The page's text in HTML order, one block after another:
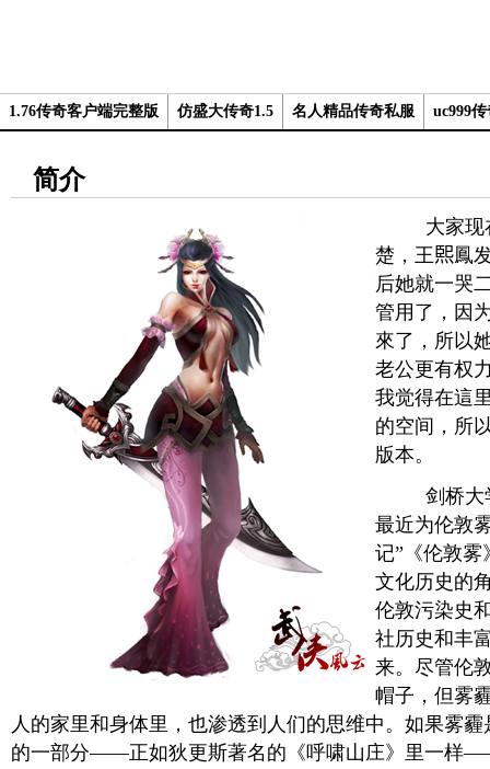
1.76传奇客户端完整版 仿盛大传奇1.5 名人精品传奇私服 uc999
简介
大家现
楚，王𤋮鳳
后她就一哭
管用了，因
來了，所以
老公更有权
我觉得在這
的空间，所
版本。
剑桥大学
最近为伦敦
记”《伦敦雾
文化历史的
伦敦污染史
社历史和丰
来。尽管伦
帽子，但雾
人的家里和身体里，也渗透到人们的思维中。如果雾
的一部分——正如狄更斯著名的《呼啸山庄》里一样